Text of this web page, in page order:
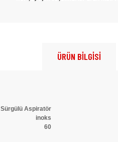
ÜRÜN BİLGİSİ
Sürgülü Aspiratör
inoks
60